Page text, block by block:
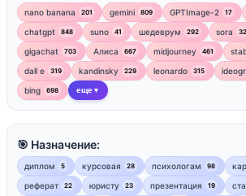
nano banana 201 gemini 809 GPTImage-2 17
chatgpt 848 suno 41 шедеврум 292 sora 32
gigachat 703 Алиса 667 midjourney 461
dall e 319 kandinsky 229 leonardo 315
bing 698 еще ▼
🎯 Назначение:
диплом 5 курсовая 28 психологам 98
реферат 22 юристу 23 презентация 19